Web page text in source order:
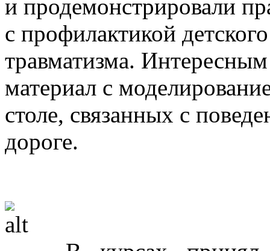
и продемонстрировали
с профилактикой
травматизма.
материал с
столе, связанных с
дороге.